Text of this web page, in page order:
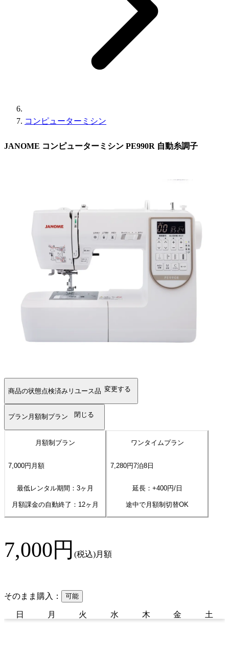
コンピューターミシン
JANOME コンピューターミシン PE990R 自動糸調子
商品の状態点検済みリユース品 変更する
プラン 月額制プラン 閉じる
月額制プラン
7,000円 月額
最低レンタル期間：3ヶ月
月額課金の自動終了： 12ヶ月
ワンタイムプラン
7,280円7泊8日
延長：+400円/日
途中で月額制切替OK
7,000円 (税込)月額
そのまま購入： 可能
日 月 火 水 木 金 土